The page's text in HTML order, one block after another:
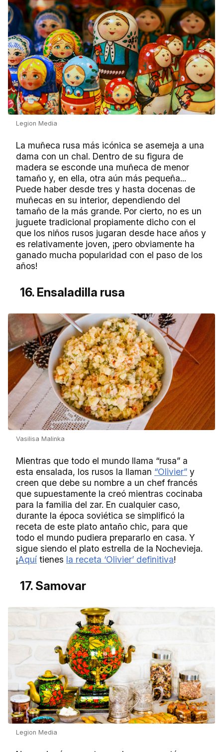
Legion Media
La muñeca rusa más icónica se asemeja a una
dama con un chal. Dentro de su figura de
madera se esconde una muñeca de menor
tamaño y, en ella, otra aún más pequeña...
Puede haber desde tres y hasta docenas de
muñecas en su interior, dependiendo del
tamaño de la más grande. Por cierto, no es un
juguete tradicional propiamente dicho con el
que los niños rusos jugaran desde hace años y
es relativamente joven, ¡pero obviamente ha
ganado mucha popularidad con el paso de los
años!
16. Ensaladilla rusa
Vasilisa Malinka
Mientras que todo el mundo llama “rusa” a
esta ensalada, los rusos la llaman “Olivier” y
creen que debe su nombre a un chef francés
que supuestamente la creó mientras cocinaba
para la familia del zar. En cualquier caso,
durante la época soviética se simplificó la
receta de este plato antaño chic, para que
todo el mundo pudiera prepararlo en casa. Y
sigue siendo el plato estrella de la Nochevieja.
¡Aquí tienes la receta ‘Olivier’ definitiva!
17. Samovar
Legion Media